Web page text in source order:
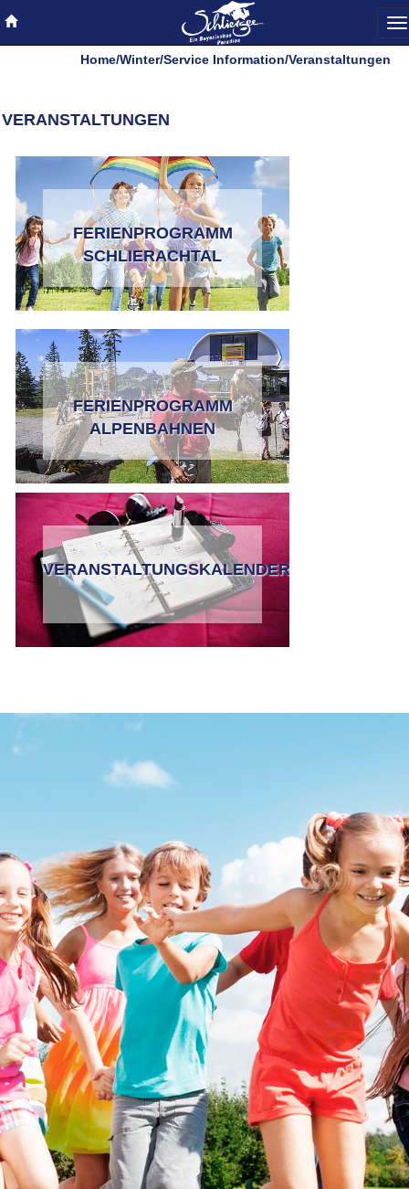
VERANSTALTUNGEN
FERIENPROGRAMM
SCHLIERACHTAL
FERIENPROGRAMM
ALPENBAHNEN
VERANSTALTUNGSKALENDER
Home/Winter/Service Information/Veranstaltungen